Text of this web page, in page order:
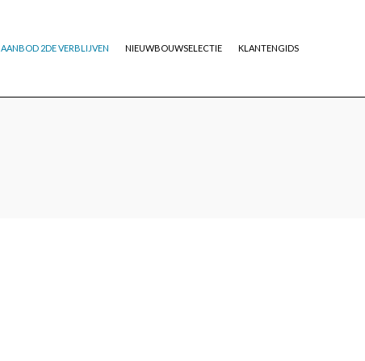
AANBOD 2DE VERBLIJVEN NIEUWBOUWSELECTIE KLANTENGIDS